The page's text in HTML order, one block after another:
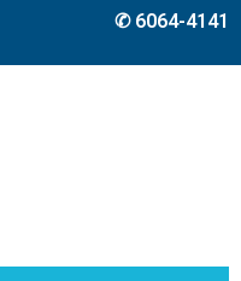
✆ 6064-4141